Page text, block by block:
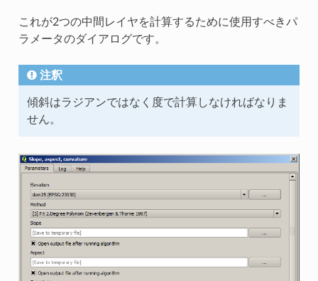
これが2つの中間レイヤを計算するために使用すべきパ
ラメータのダイアログです。
注釈
傾斜はラジアンではなく度で計算しなければなりま
せん。